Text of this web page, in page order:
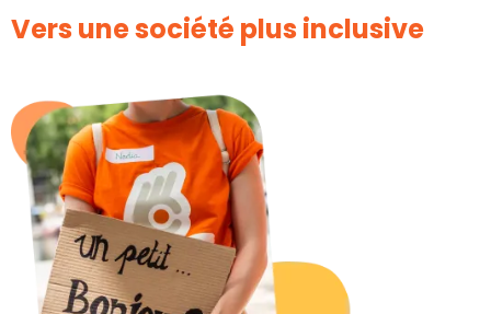
Vers une société plus inclusive